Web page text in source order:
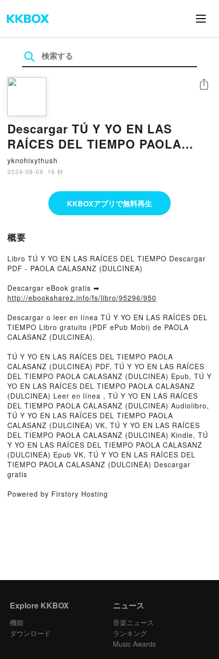
Descargar TÚ Y YO EN LAS
RAÍCES DEL TIEMPO PAOLA
CALASANZ (DULCINEA) Gratis -
EPUB, PDF y MOBI
yknohixythush
2024-08-08 · 16 秒
シェア
KKBOXアプリで無料再生
概要
Libro TÚ Y YO EN LAS RAÍCES DEL TIEMPO Descargar
PDF - PAOLA CALASANZ (DULCINEA)
Descargar eBook gratis ➡
http://ebooksharez.info/fs/libro/95296/950
Descargar o leer en línea TÚ Y YO EN LAS RAÍCES DEL
TIEMPO Libro gratuito (PDF ePub Mobi) de PAOLA
CALASANZ (DULCINEA).
TÚ Y YO EN LAS RAÍCES DEL TIEMPO PAOLA
CALASANZ (DULCINEA) PDF, TÚ Y YO EN LAS RAÍCES
DEL TIEMPO PAOLA CALASANZ (DULCINEA) Epub, TÚ Y
YO EN LAS RAÍCES DEL TIEMPO PAOLA CALASANZ
(DULCINEA) Leer en línea , TÚ Y YO EN LAS RAÍCES
DEL TIEMPO PAOLA CALASANZ (DULCINEA) Audiolibro,
TÚ Y YO EN LAS RAÍCES DEL TIEMPO PAOLA
CALASANZ (DULCINEA) VK, TÚ Y YO EN LAS RAÍCES
DEL TIEMPO PAOLA CALASANZ (DULCINEA) Kindle, TÚ
Y YO EN LAS RAÍCES DEL TIEMPO PAOLA CALASANZ
(DULCINEA) Epub VK, TÚ Y YO EN LAS RAÍCES DEL
TIEMPO PAOLA CALASANZ (DULCINEA) Descargar
gratis
Powered by Firstory Hosting
Explore KKBOX
機能
ダウンロード
ニュース
音楽ニュース
ランキング
Music Awards